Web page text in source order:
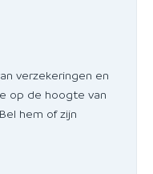
verzekeringen en
op de hoogte van
Bel hem of zijn